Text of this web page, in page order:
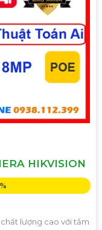
HIKVISION
lượng cao với tầm